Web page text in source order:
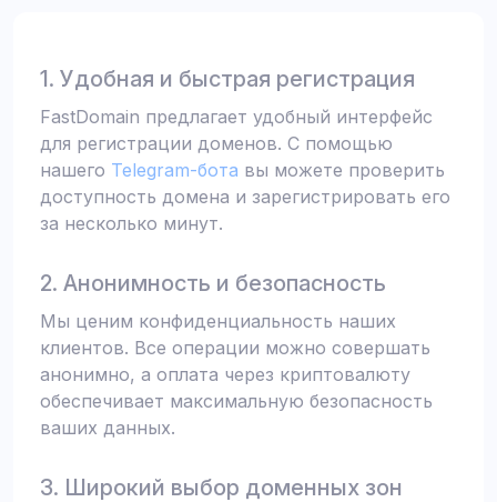
1. Удобная и быстрая регистрация
FastDomain предлагает удобный интерфейс
для регистрации доменов. С помощью
нашего Telegram-бота вы можете проверить
доступность домена и зарегистрировать его
за несколько минут.
2. Анонимность и безопасность
Мы ценим конфиденциальность наших
клиентов. Все операции можно совершать
анонимно, а оплата через криптовалюту
обеспечивает максимальную безопасность
ваших данных.
3. Широкий выбор доменных зон